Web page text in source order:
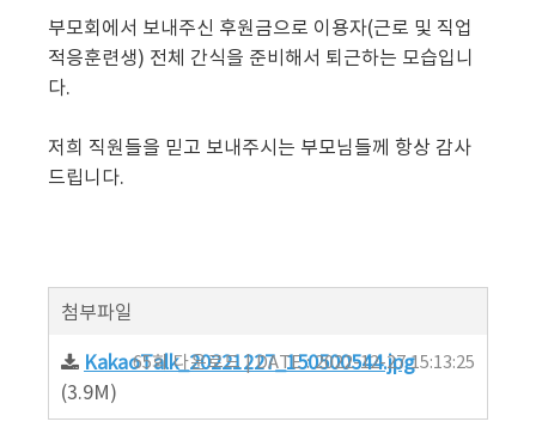
부모회에서 보내주신 후원금으로 이용자(근로 및 직업
적응훈련생) 전체 간식을 준비해서 퇴근하는 모습입니
다.
저희 직원들을 믿고 보내주시는 부모님들께 항상 감사
드립니다.
첨부파일
KakaoTalk_20221227_150500544.jpg
(3.9M)
65회 다운로드 | DATE : 2022-12-27 15:13:25